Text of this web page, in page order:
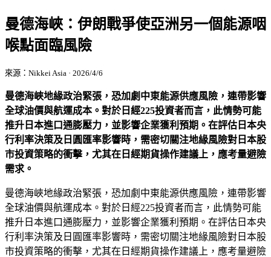
曼德海峽：伊朗戰爭使亞洲另一個能源咽
喉點面臨風險
來源：Nikkei Asia · 2026/4/6
曼德海峽地緣政治緊張，恐加劇中東能源供應風險，連帶影響
全球油價與航運成本。對於日經225投資者而言，此情勢可能
推升日本進口通膨壓力，並影響企業獲利預期。在評估日本央
行利率決策及日圓匯率影響時，需密切關注地緣風險對日本股
市投資策略的衝擊，尤其在日經期貨操作建議上，應考量避險
需求。
曼德海峽地緣政治緊張，恐加劇中東能源供應風險，連帶影響
全球油價與航運成本。對於日經225投資者而言，此情勢可能
推升日本進口通膨壓力，並影響企業獲利預期。在評估日本央
行利率決策及日圓匯率影響時，需密切關注地緣風險對日本股
市投資策略的衝擊，尤其在日經期貨操作建議上，應考量避險